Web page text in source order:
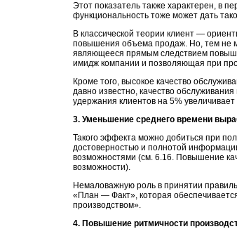
Этот показатель также характерен, в
функциональность тоже может дать
В классической теории клиент —
повышения объема продаж. Но, тем не
являющееся прямым следствием
имидж компании и позволяющая при
Кроме того, высокое качество
давно известно, качество
удержания клиентов на 5%
3. Уменьшение среднего времени
Такого эффекта можно добиться при
достоверностью и полнотой
возможностями (см. 6.16. Повышение
возможности).
Немаловажную роль в принятии
«План — Факт», которая
производством».
4. Повышение ритмичности